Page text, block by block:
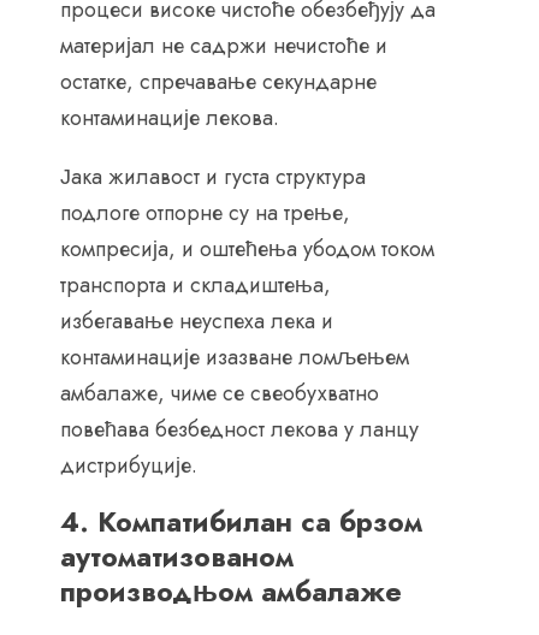
процеси високе чистоће обезбеђују да
материјал не садржи нечистоће и
остатке, спречавање секундарне
контаминације лекова.
Јака жилавост и густа структура
подлоге отпорне су на трење,
компресија, и оштећења убодом током
транспорта и складиштења,
избегавање неуспеха лека и
контаминације изазване ломљењем
амбалаже, чиме се свеобухватно
повећава безбедност лекова у ланцу
дистрибуције.
4. Компатибилан са брзом
аутоматизованом
производњом амбалаже